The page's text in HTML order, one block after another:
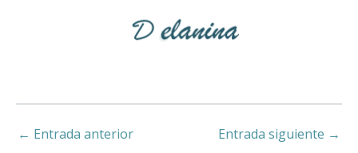
← Entrada anterior Entrada siguiente →